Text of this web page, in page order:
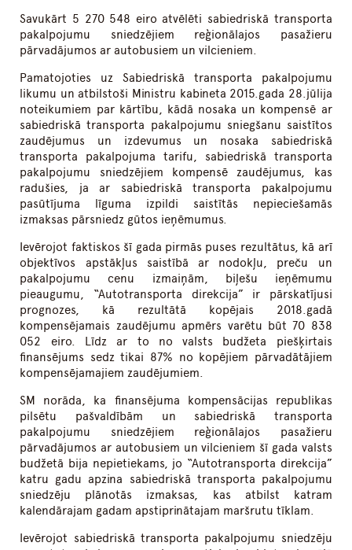
Savukārt 5 270 548 eiro atvēlēti sabiedriskā transporta
pakalpojumu sniedzējiem reģionālajos pasažieru
pārvadājumos ar autobusiem un vilcieniem.
Pamatojoties uz Sabiedriskā transporta pakalpojumu
likumu un atbilstoši Ministru kabineta 2015.gada 28.jūlija
noteikumiem par kārtību, kādā nosaka un kompensē ar
sabiedriskā transporta pakalpojumu sniegšanu saistītos
zaudējumus un izdevumus un nosaka sabiedriskā
transporta pakalpojuma tarifu, sabiedriskā transporta
pakalpojumu sniedzējiem kompensē zaudējumus, kas
radušies, ja ar sabiedriskā transporta pakalpojumu
pasūtījuma līguma izpildi saistītās nepieciešamās
izmaksas pārsniedz gūtos ieņēmumus.
Ievērojot faktiskos šī gada pirmās puses rezultātus, kā arī
objektīvos apstākļus saistībā ar nodokļu, preču un
pakalpojumu cenu izmaiņām, biļešu ieņēmumu
pieaugumu, “Autotransporta direkcija” ir pārskatījusi
prognozes, kā rezultātā kopējais 2018.gadā
kompensējamais zaudējumu apmērs varētu būt 70 838
052 eiro. Līdz ar to no valsts budžeta piešķirtais
finansējums sedz tikai 87% no kopējiem pārvadātājiem
kompensējamajiem zaudējumiem.
SM norāda, ka finansējuma kompensācijas republikas
pilsētu pašvaldībām un sabiedriskā transporta
pakalpojumu sniedzējiem reģionālajos pasažieru
pārvadājumos ar autobusiem un vilcieniem šī gada valsts
budžetā bija nepietiekams, jo “Autotransporta direkcija”
katru gadu apzina sabiedriskā transporta pakalpojumu
sniedzēju plānotās izmaksas, kas atbilst katram
kalendārajam gadam apstiprinātajam maršrutu tīklam.
Ievērojot sabiedriskā transporta pakalpojumu sniedzēju